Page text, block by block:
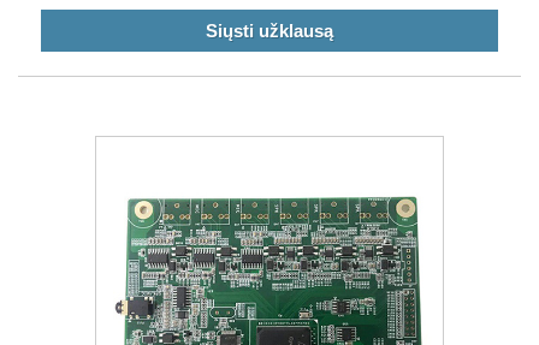
Siųsti užklausą